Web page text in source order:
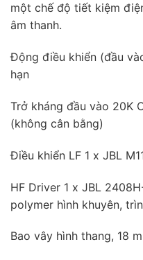
một chế độ tiết kiệm
âm thanh.
Động điều khiển (đầu
hạn
Trở kháng đầu vào 20K
(không cân bằng)
Điều khiển LF 1 x JBL
HF Driver 1 x JBL
polymer hình khuyên,
Bao vây hình thang, 18